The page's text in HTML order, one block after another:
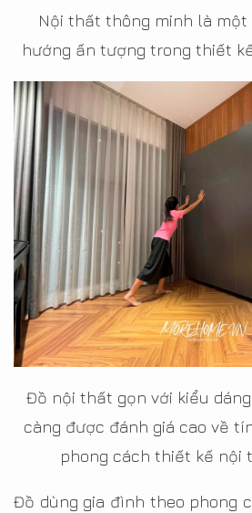
Nội thất thông minh là một
hướng ấn tượng trong thiết
Đồ nội thất gọn với kiểu
càng được đánh giá cao về
phong cách thiết kế nội
Đồ dùng gia đình theo phong